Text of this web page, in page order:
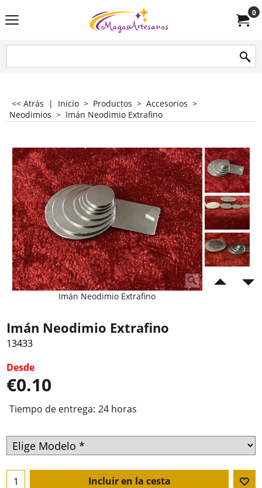
0
<< Atrás | Inicio > Productos > Accesorios >
Neodimios > Imán Neodimio Extrafino
Imán Neodimio Extrafino
Imán Neodimio Extrafino
13433
Desde
€0.10
Tiempo de entrega: 24 horas
Incluir en la cesta